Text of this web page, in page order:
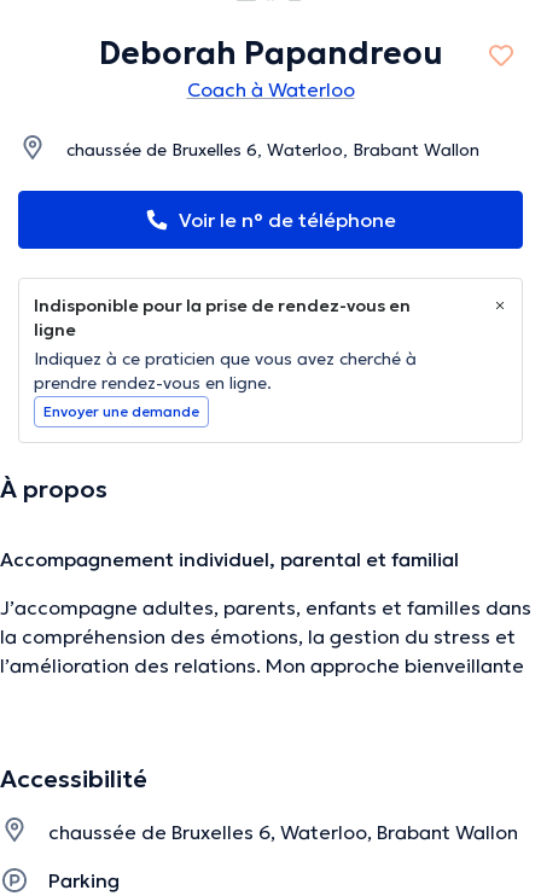
Deborah Papandreou
Coach à Waterloo
chaussée de Bruxelles 6, Waterloo, Brabant Wallon
Voir le n° de téléphone
Indisponible pour la prise de rendez-vous en
ligne
Indiquez à ce praticien que vous avez cherché à
prendre rendez-vous en ligne.
Envoyer une demande
À propos
Accompagnement individuel, parental et familial
J’accompagne adultes, parents, enfants et familles dans
la compréhension des émotions, la gestion du stress et
l’amélioration des relations. Mon approche bienveillante
J’utilise différents outils tels que le coaching, la
communication bienveillante et CNV, les constellations
Accessibilité
chaussée de Bruxelles 6, Waterloo, Brabant Wallon
Parking